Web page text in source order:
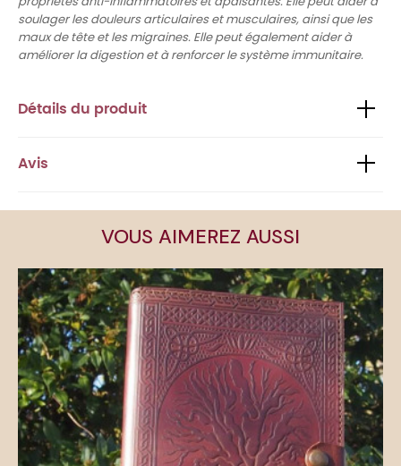
soulager les douleurs articulaires et musculaires, ainsi que les
maux de tête et les migraines. Elle peut également aider à
améliorer la digestion et à renforcer le système immunitaire.
Détails du produit
Avis
VOUS AIMEREZ AUSSI